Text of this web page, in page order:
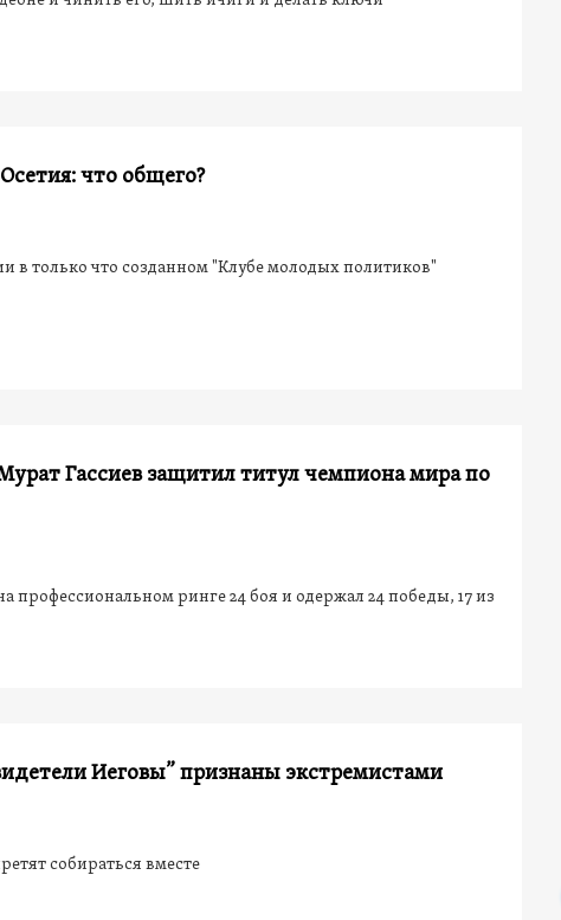
что общего?
в только что созданном "Клубе молодых политиков"
Гассиев защитил титул чемпиона мира по
профессиональном ринге 24 боя и одержал 24 победы, 17 из
Иеговы” признаны экстремистами
собираться вместе